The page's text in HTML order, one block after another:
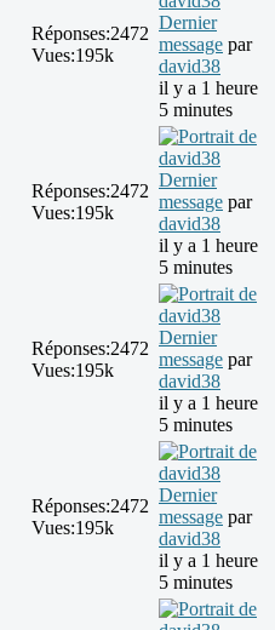
Réponses:2472
Vues:195k
Dernier
message par
david38
il y a 1 heure
5 minutes
Réponses:2472
Vues:195k
Dernier
message par
david38
il y a 1 heure
5 minutes
Réponses:2472
Vues:195k
Dernier
message par
david38
il y a 1 heure
5 minutes
Réponses:2472
Vues:195k
Dernier
message par
david38
il y a 1 heure
5 minutes